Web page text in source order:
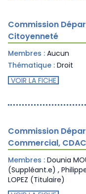
Commission
Citoyenneté
Membres : Aucun
Thématique : Droit
VOIR LA FICHE
Commission
Commercial, CDAC
Membres : Dounia
(Suppléant.e) ,
LOPEZ (Titulaire)